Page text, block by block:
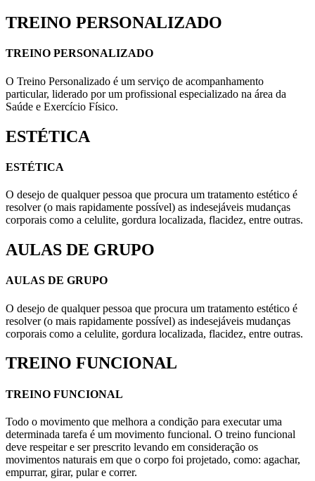
TREINO PERSONALIZADO
TREINO PERSONALIZADO
O Treino Personalizado é um serviço de acompanhamento
particular, liderado por um profissional especializado na área da
Saúde e Exercício Físico.
ESTÉTICA
ESTÉTICA
O desejo de qualquer pessoa que procura um tratamento estético é
resolver (o mais rapidamente possível) as indesejáveis mudanças
corporais como a celulite, gordura localizada, flacidez, entre outras.
AULAS DE GRUPO
AULAS DE GRUPO
O desejo de qualquer pessoa que procura um tratamento estético é
resolver (o mais rapidamente possível) as indesejáveis mudanças
corporais como a celulite, gordura localizada, flacidez, entre outras.
TREINO FUNCIONAL
TREINO FUNCIONAL
Todo o movimento que melhora a condição para executar uma
determinada tarefa é um movimento funcional. O treino funcional
deve respeitar e ser prescrito levando em consideração os
movimentos naturais em que o corpo foi projetado, como: agachar,
empurrar, girar, pular e correr.